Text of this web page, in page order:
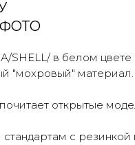
SHELL/ в белом
"мохровый" материал.
открытые
стандартам с